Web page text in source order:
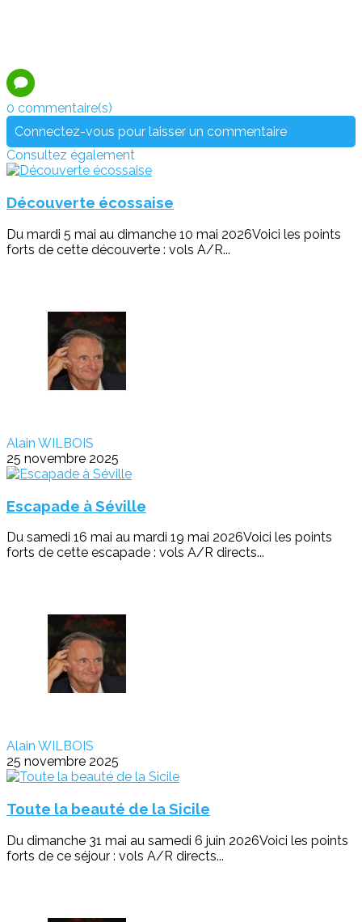
0 commentaire(s)
Connectez-vous pour laisser un commentaire
Consultez également
Découverte écossaise
Du mardi 5 mai au dimanche 10 mai 2026Voici les points
forts de cette découverte : vols A/R...
Alain WILBOIS
25 novembre 2025
Escapade à Séville
Du samedi 16 mai au mardi 19 mai 2026Voici les points
forts de cette escapade : vols A/R directs...
Alain WILBOIS
25 novembre 2025
Toute la beauté de la Sicile
Du dimanche 31 mai au samedi 6 juin 2026Voici les points
forts de ce séjour : vols A/R directs...